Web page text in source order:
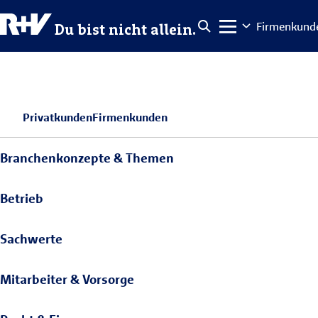
Du bist nicht allein.
PrivatkundenFirmenkunden
Branchenkonzepte & Themen
Betrieb
Sachwerte
Mitarbeiter & Vorsorge